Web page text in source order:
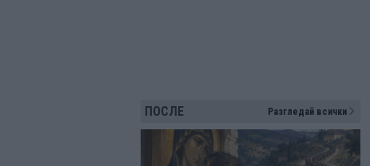
ПОСЛЕ Разгледай всички